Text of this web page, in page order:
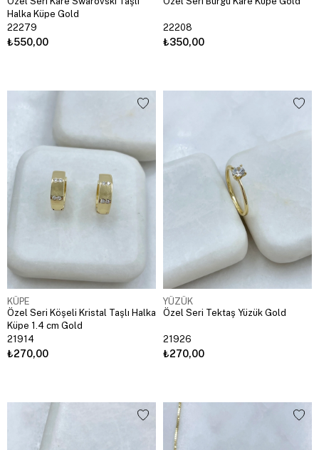
Halka Küpe Gold
22279
₺550,00
22208
₺350,00
KÜPE
Özel Seri Köşeli Kristal Taşlı Halka
Küpe 1.4 cm Gold
21914
₺270,00
YÜZÜK
Özel Seri Tektaş Yüzük Gold
21926
₺270,00